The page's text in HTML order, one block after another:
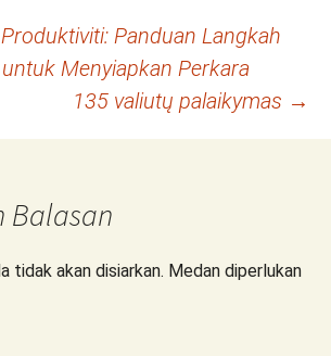
Panduan Langkah
Menyiapkan Perkara
135 valiutų palaikymas →
Balasan
tidak akan disiarkan. Medan diperlukan